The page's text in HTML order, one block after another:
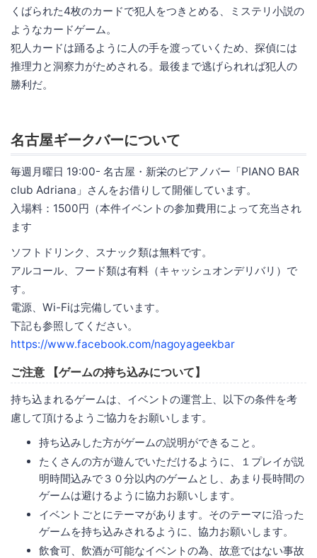
くばられた4枚のカードで犯人をつきとめる、ミステリ小説の
ようなカードゲーム。
犯人カードは踊るように人の手を渡っていくため、探偵には
推理力と洞察力がためされる。最後まで逃げられれば犯人の
勝利だ。
名古屋ギークバーについて
毎週月曜日 19:00- 名古屋・新栄のピアノバー「PIANO BAR
club Adriana」さんをお借りして開催しています。
入場料：1500円（本件イベントの参加費用によって充当され
ます
ソフトドリンク、スナック類は無料です。
アルコール、フード類は有料（キャッシュオンデリバリ）で
す。
電源、Wi-Fiは完備しています。
下記も参照してください。
https://www.facebook.com/nagoyageekbar
ご注意 【ゲームの持ち込みについて】
持ち込まれるゲームは、イベントの運営上、以下の条件を考
慮して頂けるようご協力をお願いします。
持ち込みした方がゲームの説明ができること。
たくさんの方が遊んでいただけるように、１プレイが説
明時間込みで３０分以内のゲームとし、あまり長時間の
ゲームは避けるように協力お願いします。
イベントごとにテーマがあります。そのテーマに沿った
ゲームを持ち込みされるように、協力お願いします。
飲食可、飲酒が可能なイベントの為、故意ではない事故